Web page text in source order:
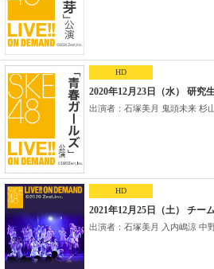
HD
2020年12月23日（水） 研究
出演者：石塚美月 鬼頭未来 杉山
HD
2021年12月25日（土） チ
出演者：石塚美月 入内嶋涼 中野